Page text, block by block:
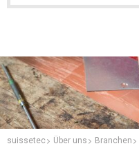
suissetec Über uns Branchen